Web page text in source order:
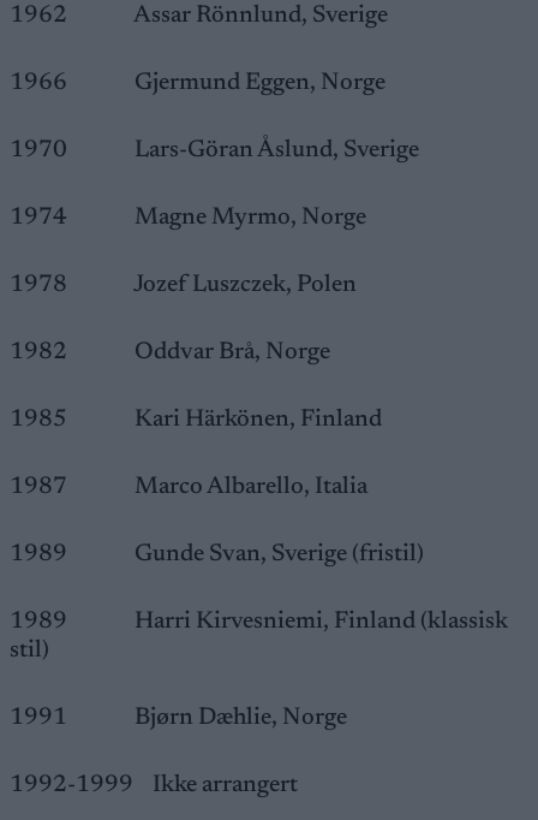
1962 Assar Rönnlund, Sverige
1966 Gjermund Eggen, Norge
1970 Lars-Göran Åslund, Sverige
1974 Magne Myrmo, Norge
1978 Jozef Luszczek, Polen
1982 Oddvar Brå, Norge
1985 Kari Härkönen, Finland
1987 Marco Albarello, Italia
1989 Gunde Svan, Sverige (fristil)
1989 Harri Kirvesniemi, Finland (klassisk
stil)
1991 Bjørn Dæhlie, Norge
1992-1999 Ikke arrangert